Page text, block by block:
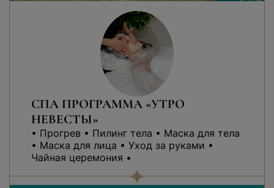
СПА ПРОГРАММА «УТРО
НЕВЕСТЫ»
• Прогрев • Пилинг тела • Маска для тела
• Маска для лица • Уход за руками •
Чайная церемония •